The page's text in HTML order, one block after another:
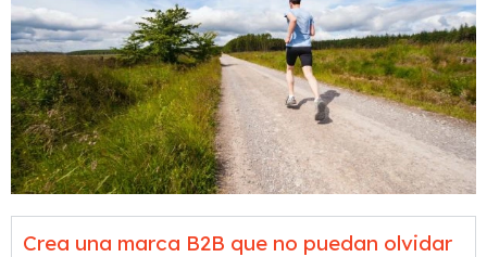
Crea una marca B2B que no puedan olvidar